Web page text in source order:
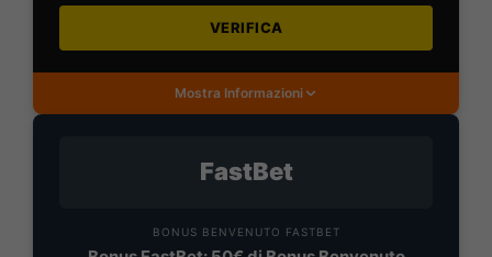
VERIFICA
Mostra Informazioni
FastBet
BONUS BENVENUTO FASTBET